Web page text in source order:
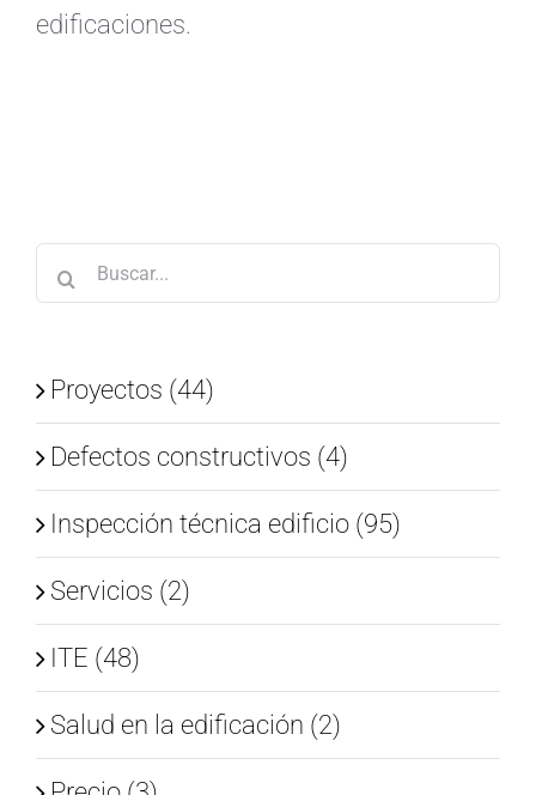
edificaciones.
Buscar:
Proyectos (44)
Defectos constructivos (4)
Inspección técnica edificio (95)
Servicios (2)
ITE (48)
Salud en la edificación (2)